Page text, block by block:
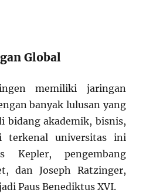
Global
memiliki jaringan
banyak lulusan yang
bidang akademik, bisnis,
terkenal universitas ini
Kepler, pengembang
dan Joseph Ratzinger,
Paus Benediktus XVI.